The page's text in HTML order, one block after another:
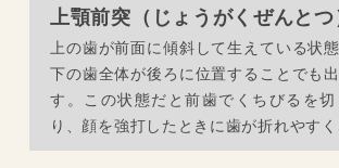
上顎前突（じょうがくぜんとつ
上の歯が前面に傾斜して生えている状
下の歯全体が後ろに位置することでも
す。この状態だと前歯でくちびるを
り、顔を強打したときに歯が折れやすく